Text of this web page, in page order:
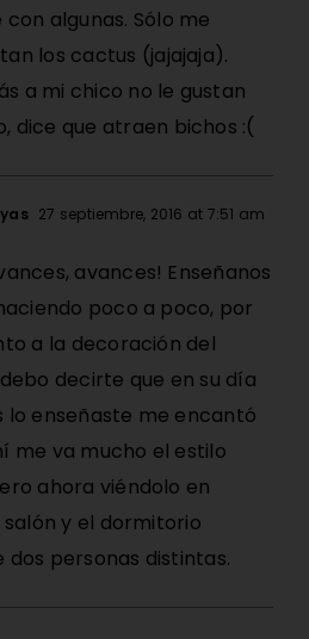
con algunas. Sólo me
los cactus (jajajaja).
a mi chico no le gustan
dice que atraen bichos :(
27 septiembre, 2016 at 7:51 am
avances! Enseñanos
poco a poco, por
a la decoración del
decirte que en su día
lo enseñaste me encantó
me va mucho el estilo
ahora viéndolo en
y el dormitorio
dos personas distintas.